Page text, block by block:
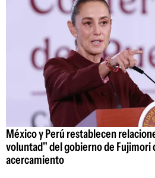
México y Perú restablecen
voluntad" del gobierno de Fujimori
acercamiento